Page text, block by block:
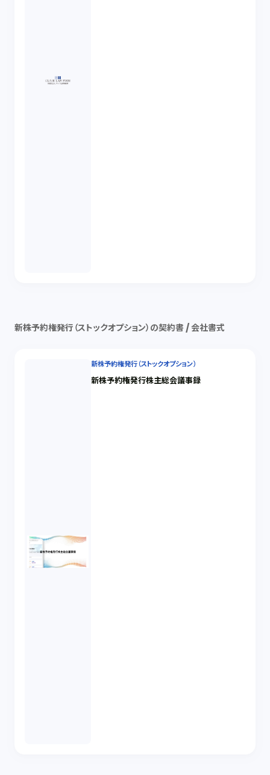
新株予約権発行（ストックオプション）の契約書 / 会社書式
新株予約権発行（ストックオプション）
新株予約権発行株主総会議事録